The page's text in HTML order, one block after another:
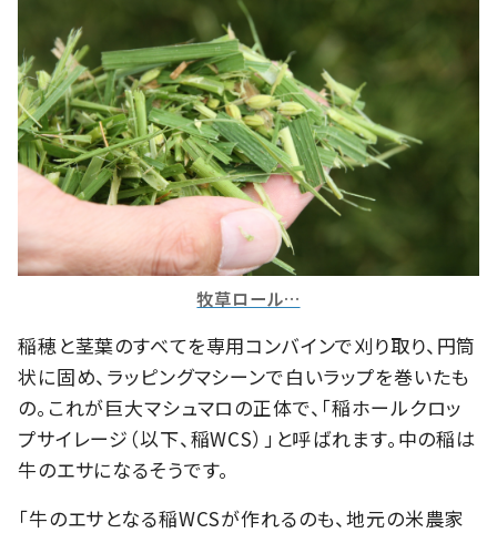
牧草ロール…
稲穂と茎葉のすべてを専用コンバインで刈り取り、円筒
状に固め、ラッピングマシーンで白いラップを巻いたも
の。これが巨大マシュマロの正体で、「稲ホールクロッ
プサイレージ（以下、稲WCS）」と呼ばれます。中の稲は
牛のエサになるそうです。
「牛のエサとなる稲WCSが作れるのも、地元の米農家